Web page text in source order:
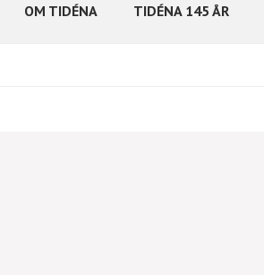
OM TIDÉNA TIDÉNA 145 ÅR